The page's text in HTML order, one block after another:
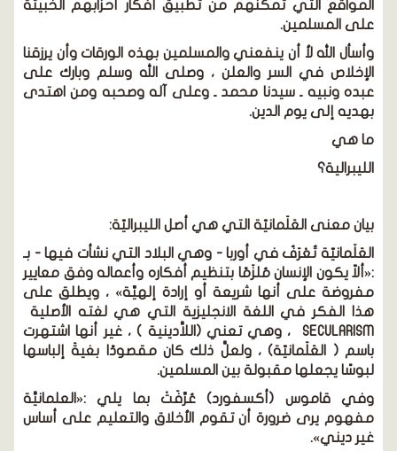
المواقع التي تمكنهم من تطبيق أفكار أحزابهم الخبيثة
على المسلمين.
وأسأل الله ﻷ أن ينفعني والمسلمين بهذه الورقات وأن يرزقنا
الإخلاص في السر والعلن ، وصلى الله وسلم وبارك على
عبده ونبيه ـ سيدنا محمد ـ وعلى آله وصحبه ومن اهتدى
بهديه إلى يوم الدين.
ما هي
الليبرالية؟
بيان معنى العَلَمانيّة التي هي أصل الليبراليّة:
العَلَمانيّة تُعْرَفُ في أوربا - وهي البلاد التي نشأت فيها - بـ
:«ألاّ يكون الإنسان مُلزَمًا بتنظيم أفكاره وأعماله وفق معايير
مفروضة على أنها شريعة أو إرادة إلهيِّة» ، ويطلق على
هذا الفكر في اللغة الانجليزية التي هي لغته الأصلية
SECULARISM ، وهي تعني (اللاَّدينية ) ، غير أنها اشتهرت
باسم ( العَلَمانيّة) ، ولعلَّ ذلك كان مقصودًا بغيةَ إلباسها
لبوسًا يجعلها مقبولة بين المسلمين.
وفي قاموس (أكسفورد) عُرِّفَتْ بما يلي :«العلمانيَّة
مفهوم يرى ضرورة أن تقوم الأخلاق والتعليم على أساس
غير ديني».